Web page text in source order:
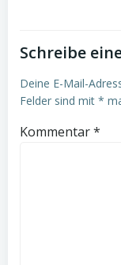
Schreibe
Deine E-Mail-
Felder sind mit *
Kommentar*